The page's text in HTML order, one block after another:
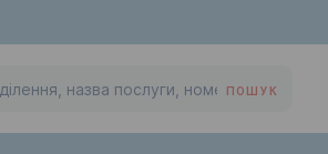
ПОШУК